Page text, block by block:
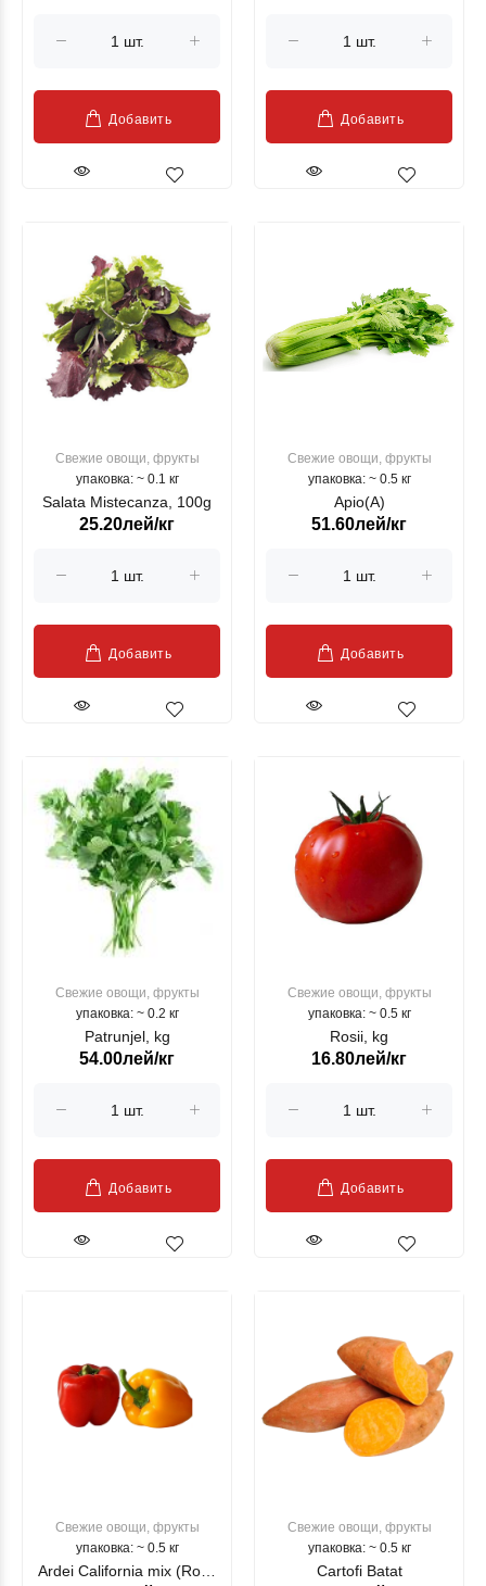
Добавить Добавить
Свежие овощи, фрукты
упаковка: ~ 0.1 кг
Salata Mistecanza, 100g
25.20лей/кг
Добавить
Свежие овощи, фрукты
упаковка: ~ 0.5 кг
Apio(A)
51.60лей/кг
Добавить
Свежие овощи, фрукты
упаковка: ~ 0.2 кг
Patrunjel, kg
54.00лей/кг
Добавить
Свежие овощи, фрукты
упаковка: ~ 0.5 кг
Rosii, kg
16.80лей/кг
Добавить
Свежие овощи, фрукты
упаковка: ~ 0.5 кг
Ardei California mix (Rosu
Свежие овощи, фрукты
упаковка: ~ 0.5 кг
Cartofi Batat